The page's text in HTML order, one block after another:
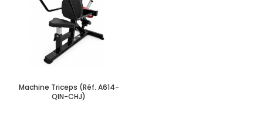
Machine Triceps (Réf. A614-
QIN-CHJ)